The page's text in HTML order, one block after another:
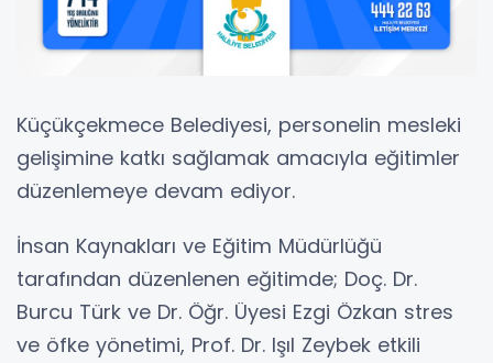
Küçükçekmece Belediyesi, personelin mesleki
gelişimine katkı sağlamak amacıyla eğitimler
düzenlemeye devam ediyor.
İnsan Kaynakları ve Eğitim Müdürlüğü
tarafından düzenlenen eğitimde; Doç. Dr.
Burcu Türk ve Dr. Öğr. Üyesi Ezgi Özkan stres
ve öfke yönetimi, Prof. Dr. Işıl Zeybek etkili